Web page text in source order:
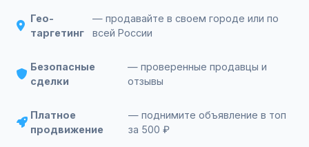
Гео-
таргетинг
— продавайте в своем городе или по
всей России
Безопасные
сделки
— проверенные продавцы и
отзывы
Платное
продвижение
— поднимите объявление в топ
за 500 ₽